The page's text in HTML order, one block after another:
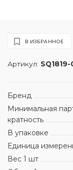
Артикул:
В ИЗБРАННОЕ
Бренд
Минимальная
кратность
В упаковке
Единица
Вес 1 шт